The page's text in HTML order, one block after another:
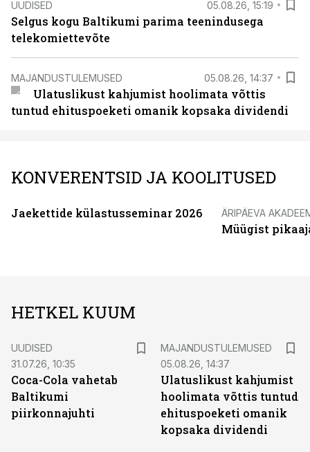
UUDISED 05.08.26, 15:19
Selgus kogu Baltikumi parima teenindusega
telekomiettevõte
MAJANDUSTULEMUSED 05.08.26, 14:37
Ulatuslikust kahjumist hoolimata võttis
tuntud ehituspoeketi omanik kopsaka dividendi
KONVERENTSID JA KOOLITUSED
Jaekettide külastusseminar 2026 ÄRIPÄEVA
Müügist
HETKEL KUUM
UUDISED
31.07.26, 10:35
Coca-Cola vahetab
Baltikumi
piirkonnajuhti
MAJANDUSTULEMUSED
05.08.26, 14:37
Ulatuslikust kahjumist
hoolimata võttis tuntud
ehituspoeketi omanik
kopsaka dividendi